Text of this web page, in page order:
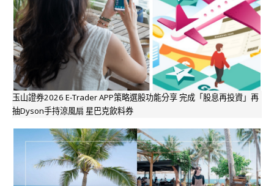
玉山證券2026 E-Trader APP策略選股功能分享 完成「股息再投資」再
抽Dyson手持涼風扇 星巴克飲料券